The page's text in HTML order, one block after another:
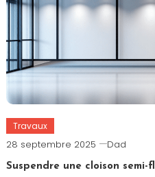
Travaux
28 septembre 2025 Dad
Suspendre une cloison